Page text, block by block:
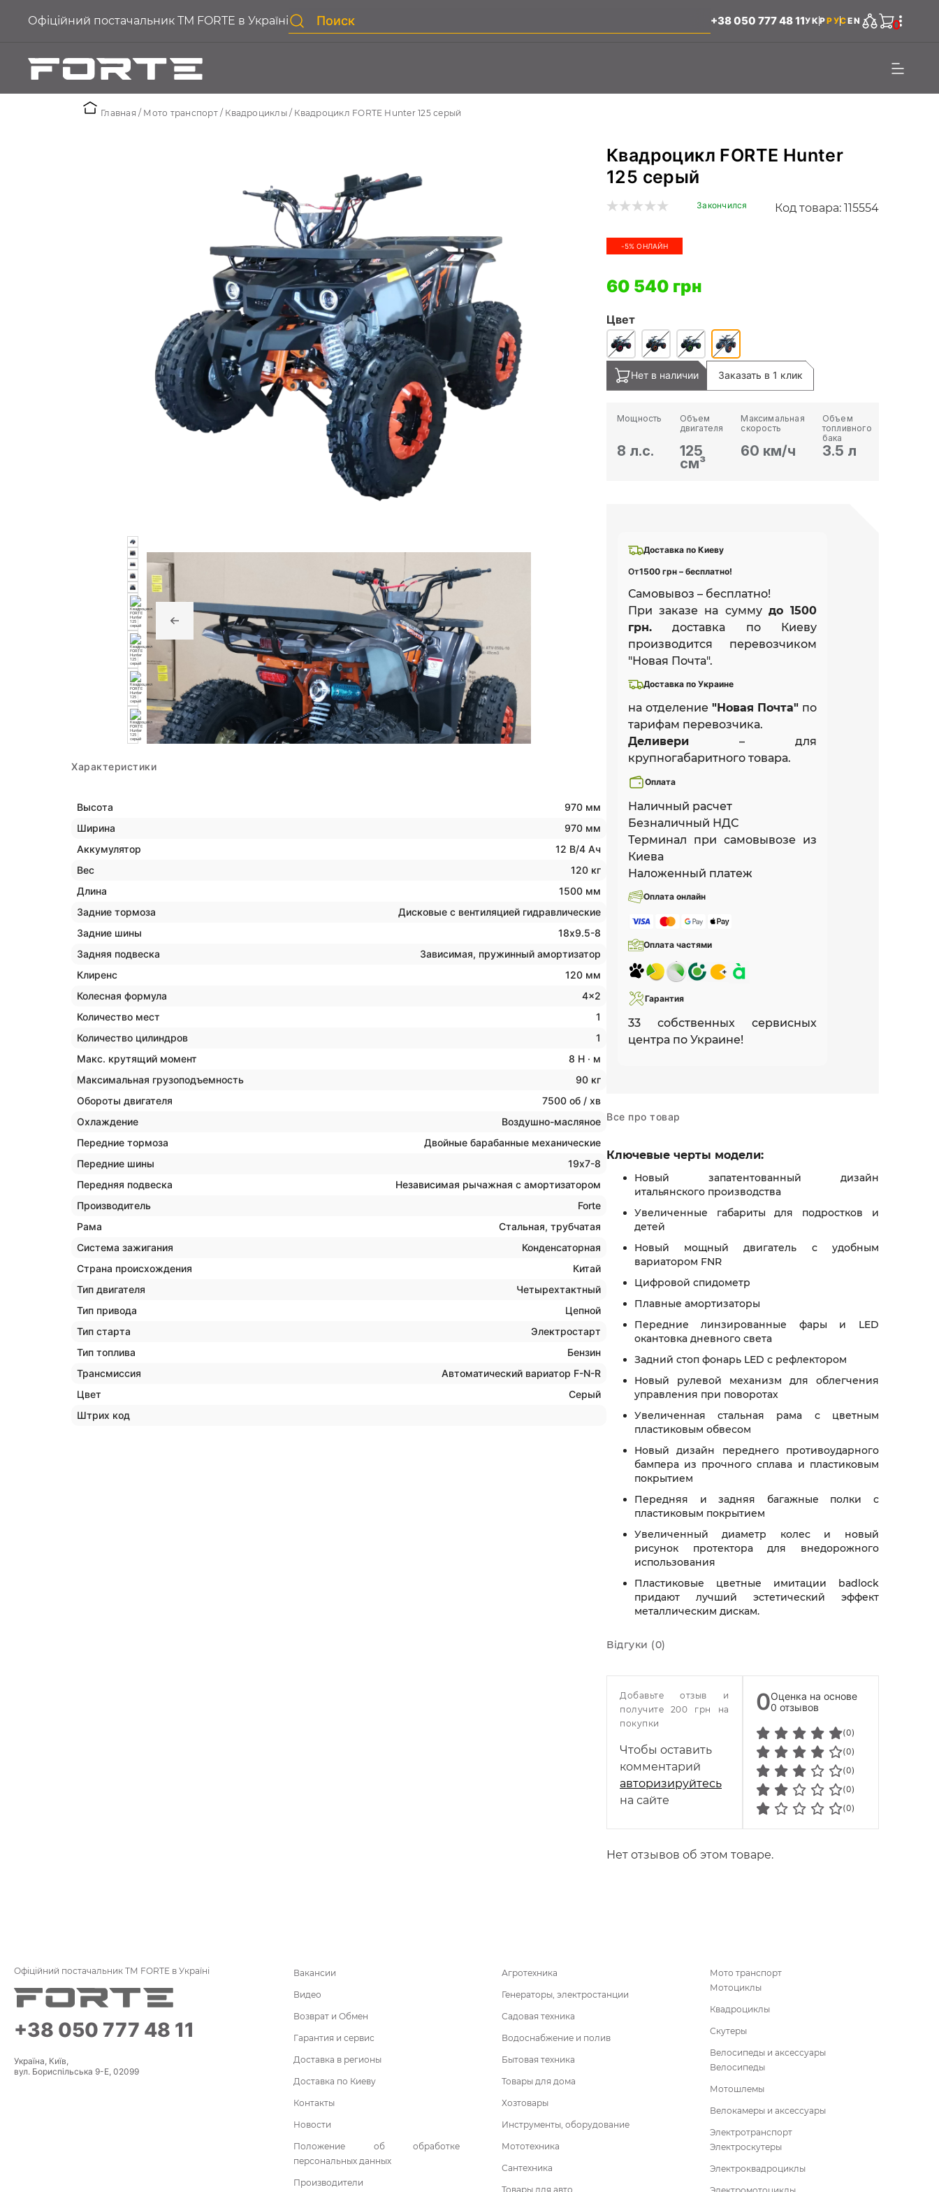
Офіційний постачальник ТМ FORTE в Україні +38 050 777 48 11УКРРУСEN 0
Главная Мото транспорт Квадроциклы Квадроцикл FORTE Hunter 125 серый
Характеристики
Высота
970 мм
Ширина
970 мм
Аккумулятор
12 В/4 Ач
Вес
120 кг
Длина
1500 мм
Задние тормоза
Дисковые с вентиляцией гидравлические
Задние шины
18х9.5-8
Задняя подвеска
Зависимая, пружинный амортизатор
Клиренс
120 мм
Колесная формула
4x2
Количество мест
1
Количество цилиндров
1
Макс. крутящий момент
8 Н · м
Максимальная грузоподъемность
90 кг
Обороты двигателя
7500 об / хв
Охлаждение
Воздушно-масляное
Передние тормоза
Двойные барабанные механические
Передние шины
19х7-8
Передняя подвеска
Независимая рычажная с амортизатором
Производитель
Forte
Рама
Стальная, трубчатая
Система зажигания
Конденсаторная
Страна происхождения
Китай
Тип двигателя
Четырехтактный
Тип привода
Цепной
Тип старта
Электростарт
Тип топлива
Бензин
Трансмиссия
Автоматический вариатор F-N-R
Цвет
Серый
Штрих код
Квадроцикл FORTE Hunter
125 серый
Закончился Код товара: 115554
-5% ОНЛАЙН
60 540 грн
Цвет
Нет в наличии Заказать в 1 клик
Мощность
8 л.с.
Объем
двигателя
125
см³
Максимальная
скорость
60 км/ч
Объем
топливного
бака
3.5 л
Доставка по Киеву
От1500 грн – бесплатно!
Самовывоз – бесплатно!
При заказе на сумму до 1500
грн. доставка по Киеву
производится перевозчиком
"Новая Почта".
Доставка по Украине
на отделение "Новая Почта" по
тарифам перевозчика.
Деливери – для
крупногабаритного товара.
Оплата
Наличный расчет
Безналичный НДС
Терминал при самовывозе из
Киева
Наложенный платеж
Оплата онлайн
Оплата частями
Гарантия
33 собственных сервисных
центра по Украине!
Все про товар
Ключевые черты модели:
Новый запатентованный дизайн
итальянского производства
Увеличенные габариты для подростков и
детей
Новый мощный двигатель с удобным
вариатором FNR
Цифровой спидометр
Плавные амортизаторы
Передние линзированные фары и LED
окантовка дневного света
Задний стоп фонарь LED с рефлектором
Новый рулевой механизм для облегчения
управления при поворотах
Увеличенная стальная рама с цветным
пластиковым обвесом
Новый дизайн переднего противоударного
бампера из прочного сплава и пластиковым
покрытием
Передняя и задняя багажные полки с
пластиковым покрытием
Увеличенный диаметр колес и новый
рисунок протектора для внедорожного
использования
Пластиковые цветные имитации badlock
придают лучший эстетический эффект
металлическим дискам.
Відгуки (0)
Добавьте отзыв и
получите 200 грн на
покупки
Чтобы оставить
комментарий
авторизируйтесь
на сайте
0Оценка на основе
0 отзывов
(0)
(0)
(0)
(0)
(0)
Нет отзывов об этом товаре.
Офіційний постачальник ТМ FORTE в Україні
+38 050 777 48 11
Україна, Київ,
вул. Бориспільська 9-Е, 02099
Вакансии
Видео
Возврат и Обмен
Гарантия и сервис
Доставка в регионы
Доставка по Киеву
Контакты
Новости
Положение об обработке
персональных данных
Производители
Агротехника
Генераторы, электростанции
Садовая техника
Водоснабжение и полив
Бытовая техника
Товары для дома
Хозтовары
Инструменты, оборудование
Мототехника
Сантехника
Товары для авто
Мото транспорт
Мотоциклы
Квадроциклы
Скутеры
Велосипеды и аксессуары
Велосипеды
Мотошлемы
Велокамеры и аксессуары
Электротранспорт
Электроскутеры
Электроквадроциклы